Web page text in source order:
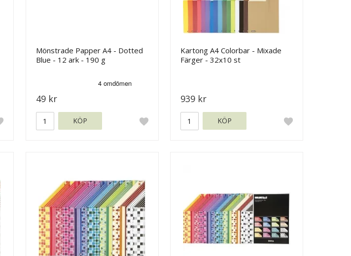
Mönstrade Papper A4 - Dotted
Blue - 12 ark - 190 g
49 kr
KÖP
Kartong A4 Colorbar - Mixade
Färger - 32x10 st
939 kr
KÖP